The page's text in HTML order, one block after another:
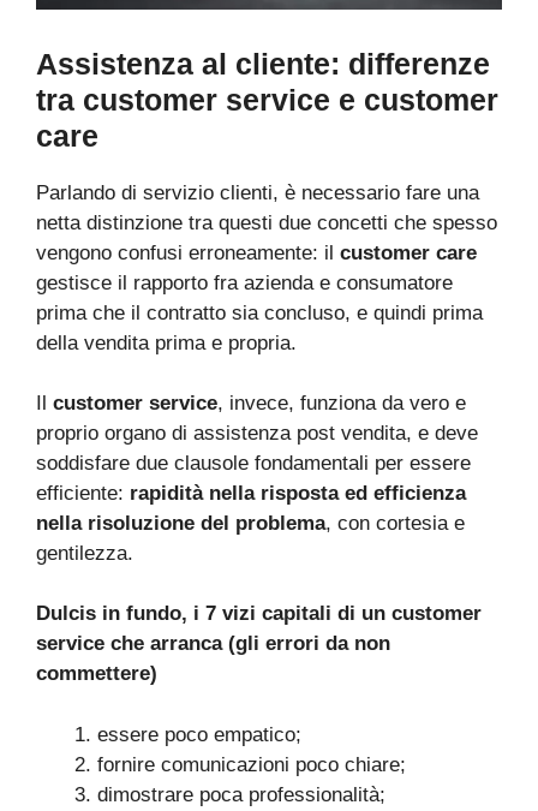
Assistenza al cliente: differenze
tra customer service e customer
care
Parlando di servizio clienti, è necessario fare una
netta distinzione tra questi due concetti che spesso
vengono confusi erroneamente: il customer care
gestisce il rapporto fra azienda e consumatore
prima che il contratto sia concluso, e quindi prima
della vendita prima e propria.
Il customer service, invece, funziona da vero e
proprio organo di assistenza post vendita, e deve
soddisfare due clausole fondamentali per essere
efficiente: rapidità nella risposta ed efficienza
nella risoluzione del problema, con cortesia e
gentilezza.
Dulcis in fundo, i 7 vizi capitali di un customer
service che arranca (gli errori da non
commettere)
essere poco empatico;
fornire comunicazioni poco chiare;
dimostrare poca professionalità;